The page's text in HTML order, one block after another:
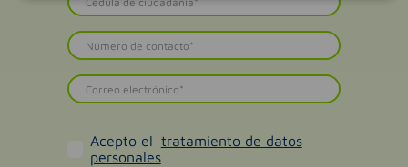
Acepto el tratamiento de datos
personales